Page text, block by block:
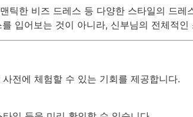
틱한 비즈 드레스 등 다양한 스타일의 드레
입어보는 것이 아니라, 신부님의 전체적
전에 체험할 수 있는 기회를 제공합니다.